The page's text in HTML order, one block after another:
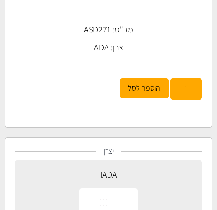
מק"ט: ASD271
יצרן: IADA
הוספה לסל
יצרן
IADA